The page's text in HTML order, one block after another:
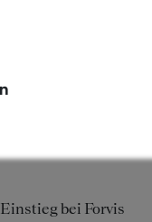
bei Forvis